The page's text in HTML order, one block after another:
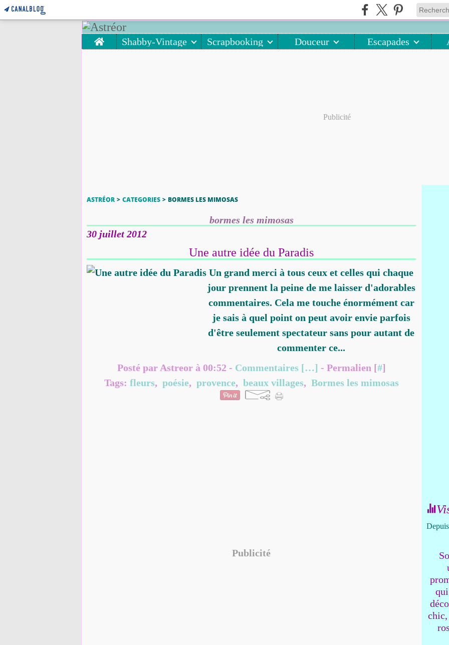
Home Shabby-Vintage Scrapbooking Douceur Escapades
Publicité
ASTRÉOR > CATEGORIES > BORMES LES MIMOSAS
bormes les mimosas
30 juillet 2012
Une autre idée du Paradis
Un grand merci à tous ceux et celles qui chaque
jour prennent la peine de me laisser d'adorables
commentaires. Cela me touche énormément car
je sais à quel point on peut avoir envie parfois
d'être seulement spectateur sans pour autant de
commenter ce...
Posté par Astreor à 00:52 - Commentaires […] - Permalien [#]
Tags: fleurs, poésie, provence, beaux villages, Bormes les mimosas
Publicité